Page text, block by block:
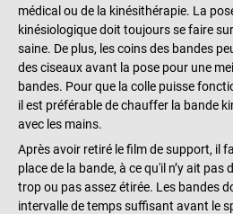
médical ou de la kinésithérapie. La
kinésiologique doit toujours se faire
saine. De plus, les coins des bandes
des ciseaux avant la pose pour une
bandes. Pour que la colle puisse
il est préférable de chauffer la bande
avec les mains.
Après avoir retiré le film de support, il
place de la bande, à ce qu'il n’y ait pas
trop ou pas assez étirée. Les bandes
intervalle de temps suffisant avant le